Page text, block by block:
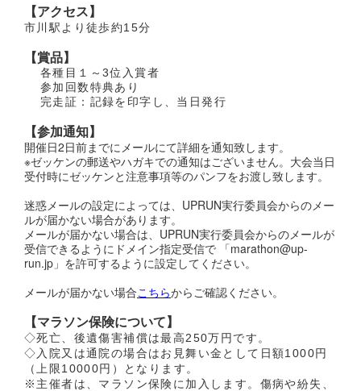
【アクセス】
市川駅より徒歩約15分
【賞品】
各種目１～3位入賞者
参加回数特典あり
完走証：記録を印字し、当日発行
【参加通知】
開催日2日前までにメールにて詳細を通知致します。
※ゼッケンの郵送やハガキでの通知はございません。大会当日
受付時にゼッケンと注意事項等のパンフをお渡し致します。
迷惑メールの設定によっては、UPRUN実行委員会からのメー
ルが届かない場合があります。
メールが届かない場合は、UPRUN実行委員会からのメールが
受信できるようにドメイン指定受信で 「marathon@up-
run.jp」を許可するように設定してください。
メールが届かない場合こちらからご確認ください。
【マラソン保険について】
◇死亡、後遺傷害補償は最高250万円です。
◇入院又は通院の場合はお見舞い金として日額1000円
（上限10000円）となります。
※主催者は、マラソン保険に加入します。傷病や紛失、